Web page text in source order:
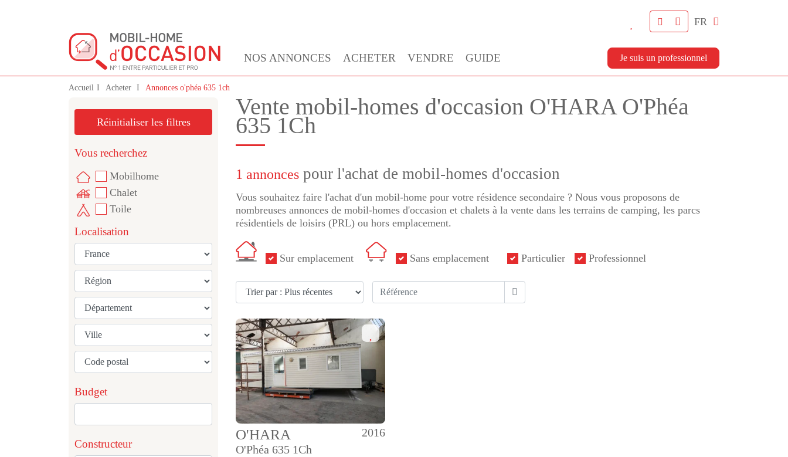
FR
NOS ANNONCES ACHETER VENDRE GUIDE Je suis un professionnel
Accueil Acheter Annonces o'phéa 635 1ch
Réinitialiser les filtres
Vous recherchez
Mobilhome
Chalet
Toile
Localisation
Budget
Constructeur
Vente mobil-homes d'occasion O'HARA O'Phéa
635 1Ch
1 annonces pour l'achat de mobil-homes d'occasion
Vous souhaitez faire l'achat d'un mobil-home pour votre résidence secondaire ? Nous vous proposons de
nombreuses annonces de mobil-homes d'occasion et chalets à la vente dans les terrains de camping, les parcs
résidentiels de loisirs (PRL) ou hors emplacement.
Sur emplacement Sans emplacement Particulier Professionnel
2016
O'HARA
O'Phéa 635 1Ch